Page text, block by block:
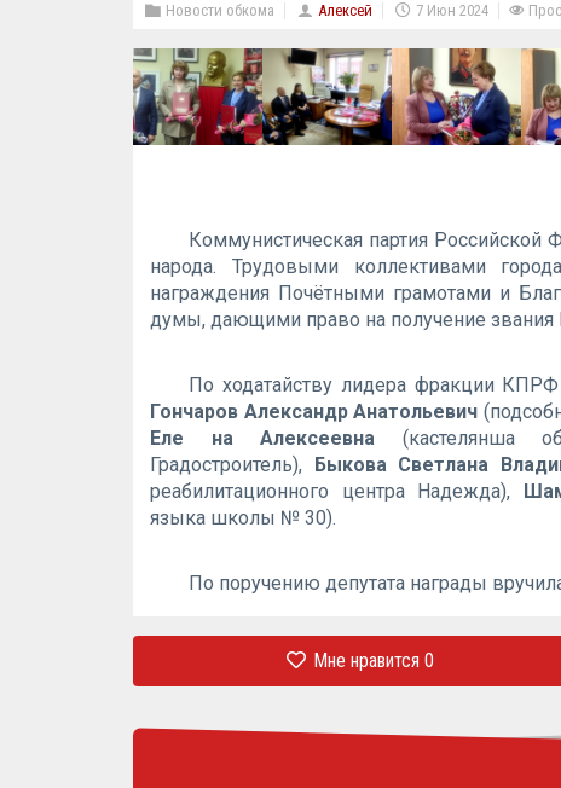
Новости обкома Алексей 7 Июн 2024
Коммунистическая партия Российской
народа. Трудовыми коллективами
награждения Почётными грамотами и
думы, дающими право на получение звания
По ходатайству лидера фракции
Гончаров Александр Анатольевич
Еле на Алексеевна (кастелянша
Градостроитель), Быкова Светлана
реабилитационного центра Надежда),
языка школы № 30).
По поручению депутата награды
Мне нравится0